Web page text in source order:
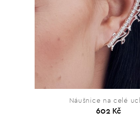
Náušnice na celé
602 Kč